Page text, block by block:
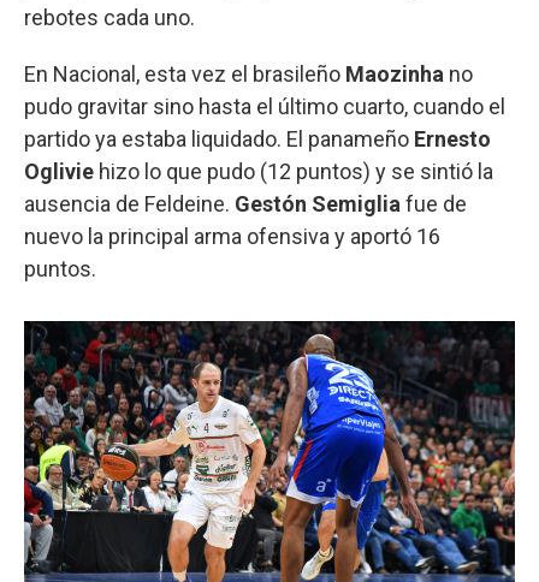
rebotes cada uno.
En Nacional, esta vez el brasileño Maozinha no
pudo gravitar sino hasta el último cuarto, cuando el
partido ya estaba liquidado. El panameño Ernesto
Oglivie hizo lo que pudo (12 puntos) y se sintió la
ausencia de Feldeine. Gestón Semiglia fue de
nuevo la principal arma ofensiva y aportó 16
puntos.